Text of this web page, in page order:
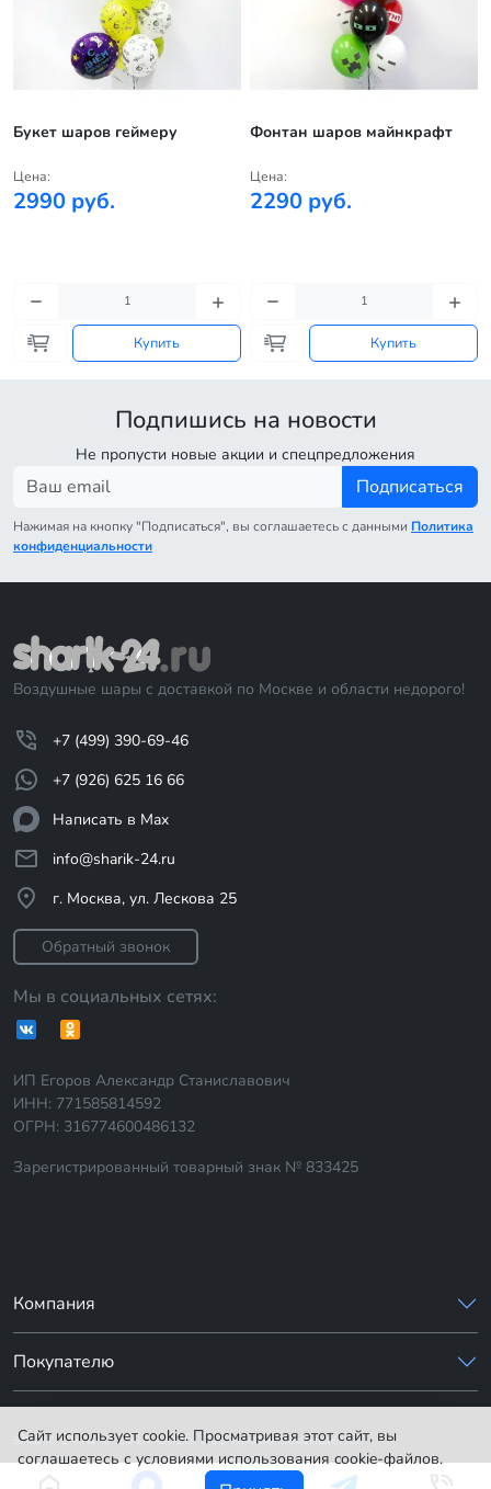
Букет шаров геймеру
Цена:
2990 руб.
Купить
Фонтан шаров майнкрафт
Цена:
2290 руб.
Купить
Подпишись на новости
Не пропусти новые акции и спецпредложения
Подписаться
Нажимая на кнопку "Подписаться", вы соглашаетесь с данными Политика
конфиденциальности
Воздушные шары с доставкой по Москве и области недорого!
+7 (499) 390-69-46
+7 (926) 625 16 66
Написать в Max
info@sharik-24.ru
г. Москва, ул. Лескова 25
Обратный звонок
Мы в социальных сетях:
ИП Егоров Александр Станиславович
ИНН: 771585814592
ОГРН: 316774600486132
Зарегистрированный товарный знак № 833425
Компания
Покупателю
sharik-24.ru © 2014-2026. Все права защищены.
Сайт использует cookie. Просматривая этот сайт, вы
соглашаетесь с условиями использования cookie-файлов.